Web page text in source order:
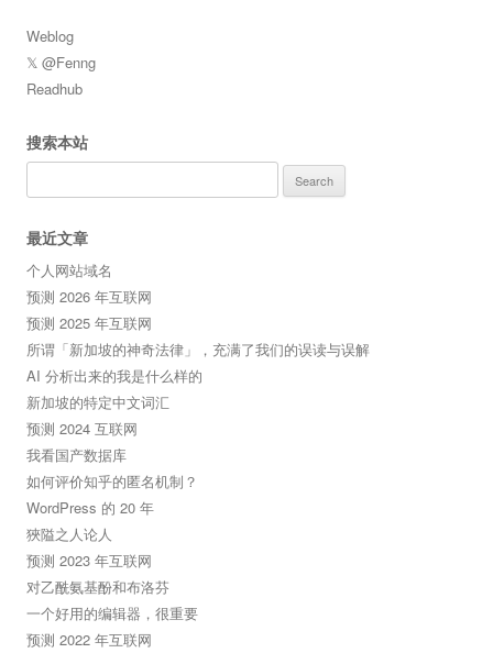
Weblog
𝕏 @Fenng
Readhub
搜索本站
for:
最近文章
个人网站域名
预测 2026 年互联网
预测 2025 年互联网
所谓「新加坡的神奇法律」，充满了我们的误读与误解
AI 分析出来的我是什么样的
新加坡的特定中文词汇
预测 2024 互联网
我看国产数据库
如何评价知乎的匿名机制？
WordPress 的 20 年
狹隘之人论人
预测 2023 年互联网
对乙酰氨基酚和布洛芬
一个好用的编辑器，很重要
预测 2022 年互联网